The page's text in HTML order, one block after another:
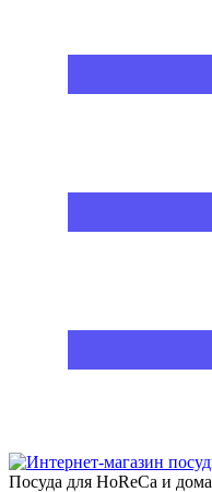
Посуда для HoReCa и дома